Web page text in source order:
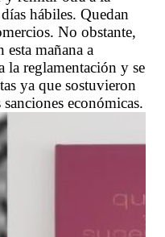
hábiles. Quedan
No obstante,
mañana a
reglamentación y se
ya que sostuvieron
económicas.